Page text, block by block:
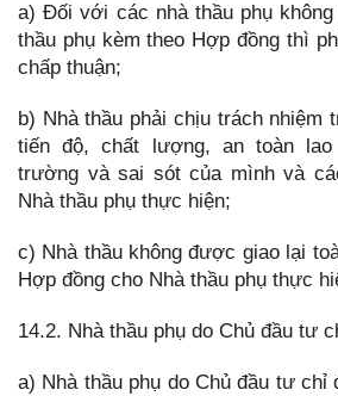
a) Đối với các nhà thầu phụ
thầu phụ kèm theo Hợp đồng thì
chấp thuận;
b) Nhà thầu phải chịu trách nhiệm
tiến độ, chất lượng, an toàn
trường và sai sót của mình và
Nhà thầu phụ thực hiện;
c) Nhà thầu không được giao lại
Hợp đồng cho Nhà thầu phụ thực
14.2. Nhà thầu phụ do Chủ đầu tư
a) Nhà thầu phụ do Chủ đầu tư chỉ